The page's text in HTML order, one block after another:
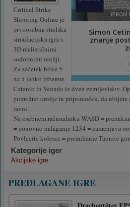
Critical Strike
Shooting Online je
prvoosebna strelska
simulacijska igra s
3D realističnimi
sodobnimi orožji.
Za začetek bitke 5
na 5 lahko izberete
Catanio in Venado iz dveh zemljevidov.
pomožno orožje in pripomoček, da
ravni.
Na osebnem računalniku WASD =
= ponovno nalaganje 1234 = zamenjava
Povlecite kolesce = premikanje Tapnite
Kategorije iger
Akcijske igre
PREDLAGANE IGRE